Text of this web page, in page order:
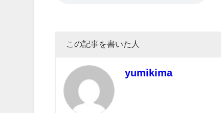
この記事を書いた人
yumikima